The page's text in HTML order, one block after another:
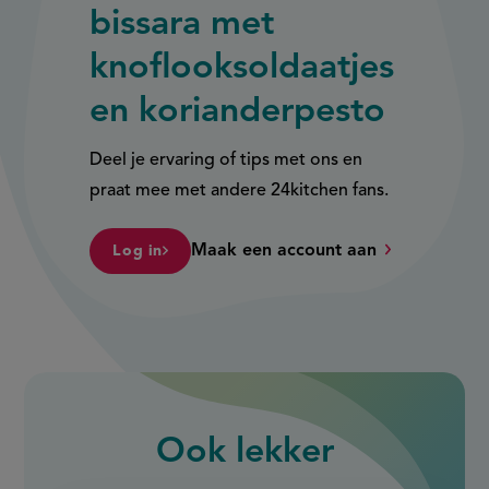
bissara met
knoflooksoldaatjes
en korianderpesto
Deel je ervaring of tips met ons en
praat mee met andere 24kitchen fans.
Log in Maak een account aan
Ook lekker